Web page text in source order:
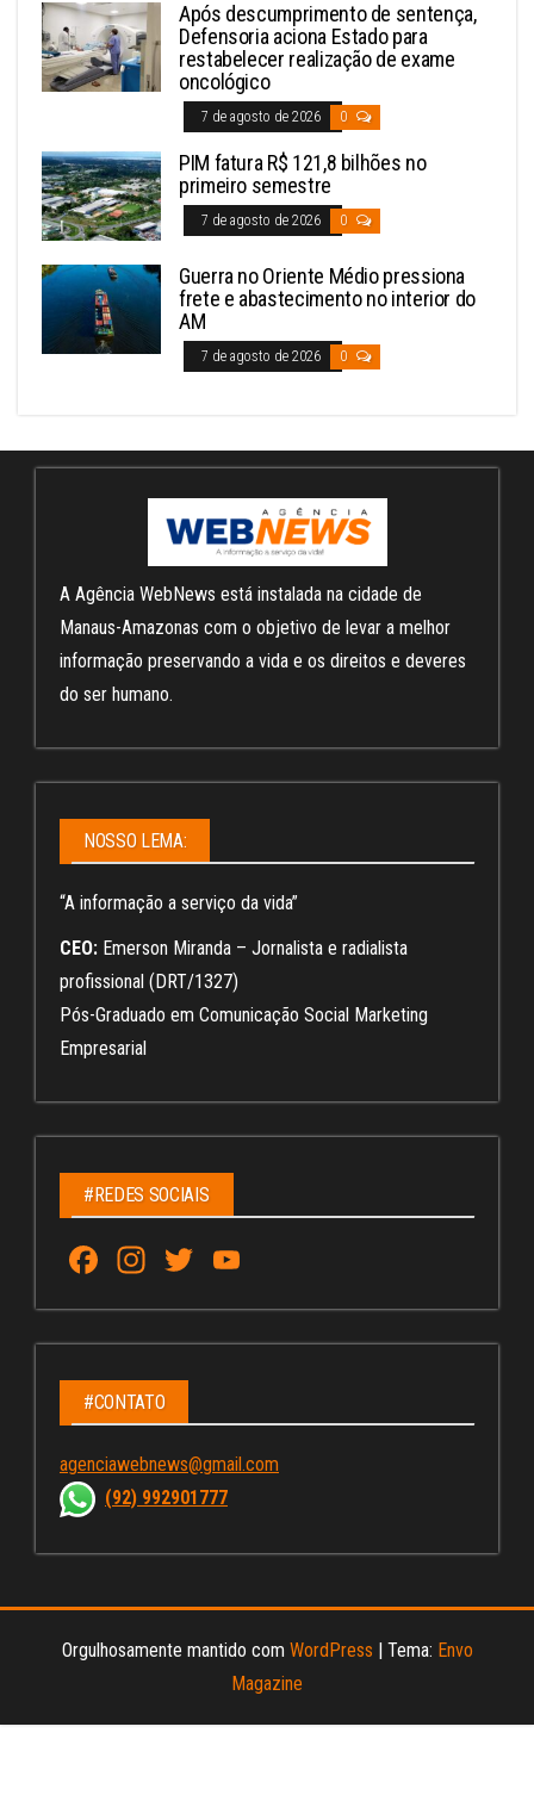
Após descumprimento de sentença,
Defensoria aciona Estado para
restabelecer realização de exame
oncológico
7 de agosto de 2026 0
PIM fatura R$ 121,8 bilhões no
primeiro semestre
7 de agosto de 2026 0
Guerra no Oriente Médio pressiona
frete e abastecimento no interior do
AM
7 de agosto de 2026 0
A Agência WebNews está instalada na cidade de
Manaus-Amazonas com o objetivo de levar a melhor
informação preservando a vida e os direitos e deveres
do ser humano.
NOSSO LEMA:
“A informação a serviço da vida”
CEO: Emerson Miranda – Jornalista e radialista
profissional (DRT/1327)
Pós-Graduado em Comunicação Social Marketing
Empresarial
#REDES SOCIAIS
Fa
ce
bo
ok
In
st
ag
ra
m
T
wi
tt
u
Tu
C
ha
nn
#CONTATO
agenciawebnews@gmail.com
(92) 992901777
Orgulhosamente mantido com WordPress Tema: Envo
Magazine